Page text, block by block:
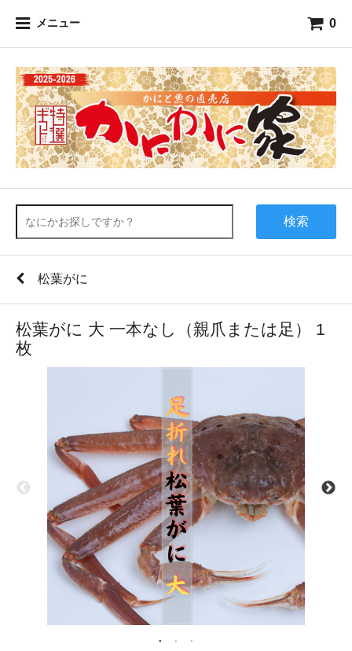
メニュー 0
検索
松葉がに
松葉がに 大 一本なし（親爪または足） 1
枚